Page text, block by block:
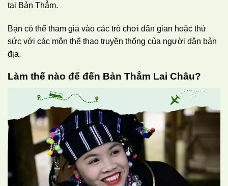
tại Bản Thẳm.
Bạn có thể tham gia vào các trò chơi dân gian hoặc thử
sức với các môn thể thao truyền thống của người dân bản
địa.
Làm thế nào để đến Bản Thẳm Lai Châu?